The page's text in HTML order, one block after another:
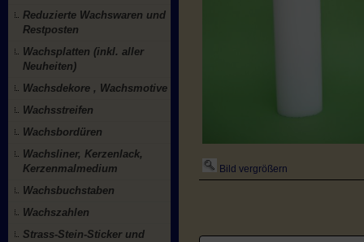
Reduzierte Wachswaren und
Restposten
Wachsplatten (inkl. aller
Neuheiten)
Wachsdekore , Wachsmotive
Wachsstreifen
Wachsbordüren
Wachsliner, Kerzenlack,
Kerzenmalmedium
Wachsbuchstaben
Wachszahlen
Strass-Stein-Sticker und
Bild vergrößern